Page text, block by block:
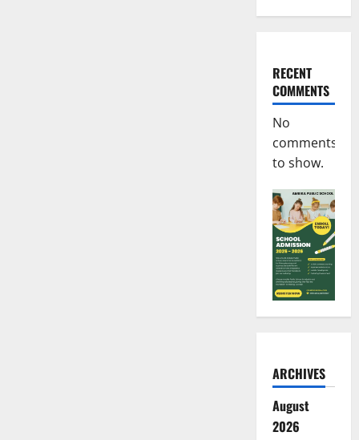
RECENT
COMMENTS
No
comments
to show.
ARCHIVES
August
2026